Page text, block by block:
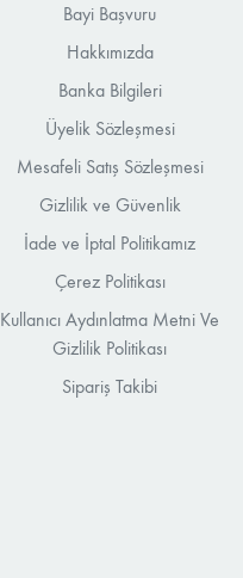
Bayi Başvuru
Hakkımızda
Banka Bilgileri
Üyelik Sözleşmesi
Mesafeli Satış Sözleşmesi
Gizlilik ve Güvenlik
İade ve İptal Politikamız
Çerez Politikası
Kullanıcı Aydınlatma Metni Ve
Gizlilik Politikası
Sipariş Takibi